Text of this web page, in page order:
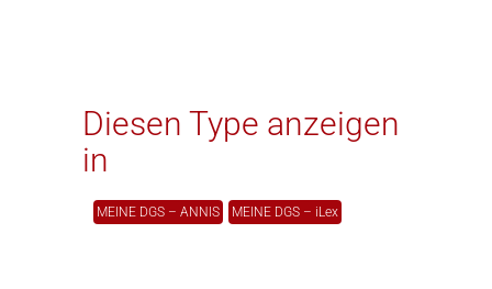
Diesen Type anzeigen
in
MEINE DGS – ANNIS MEINE DGS – iLex